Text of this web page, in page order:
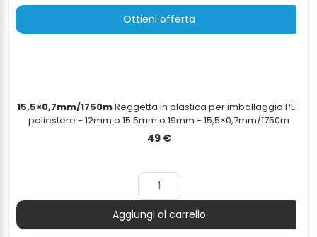
Ottieni offerta
15,5×0,7mm/1750mReggetta in plastica per imballaggio PET
poliestere - 12mm o 15.5mm o 19mm - 15,5×0,7mm/1750m
49 €
Quantità
Aggiungi al carrello